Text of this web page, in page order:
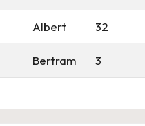
Albert 32
Bertram 3